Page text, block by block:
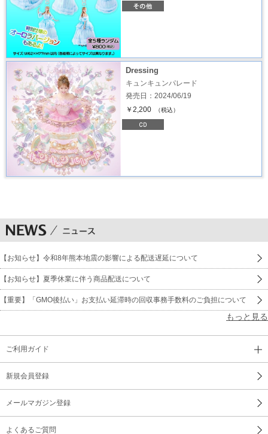
Dressing
キュンキュンパレード
発売日：2024/06/19
￥2,200
（税込）
【お知らせ】令和8年熊本地震の影響による配送遅延について
【お知らせ】夏季休業に伴う商品配送について
【重要】「GMO後払い」お支払い延滞時の回収事務手数料のご負担について
もっと見る
ご利用ガイド
新規会員登録
メールマガジン登録
よくあるご質問